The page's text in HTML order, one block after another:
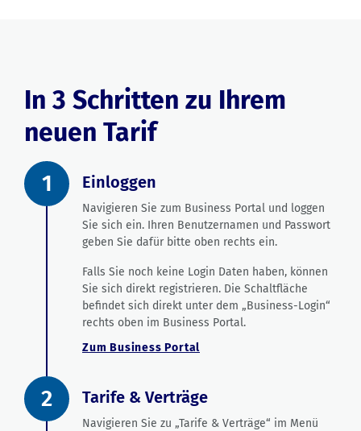
In 3 Schritten zu Ihrem
neuen Tarif
1 Einloggen
Navigieren Sie zum Business Portal und loggen
Sie sich ein. Ihren Benutzernamen und Passwort
geben Sie dafür bitte oben rechts ein.
Falls Sie noch keine Login Daten haben, können
Sie sich direkt registrieren. Die Schaltfläche
befindet sich direkt unter dem „Business-Login“
rechts oben im Business Portal.
Zum Business Portal
2 Tarife & Verträge
Navigieren Sie zu „Tarife & Verträge“ im Menü